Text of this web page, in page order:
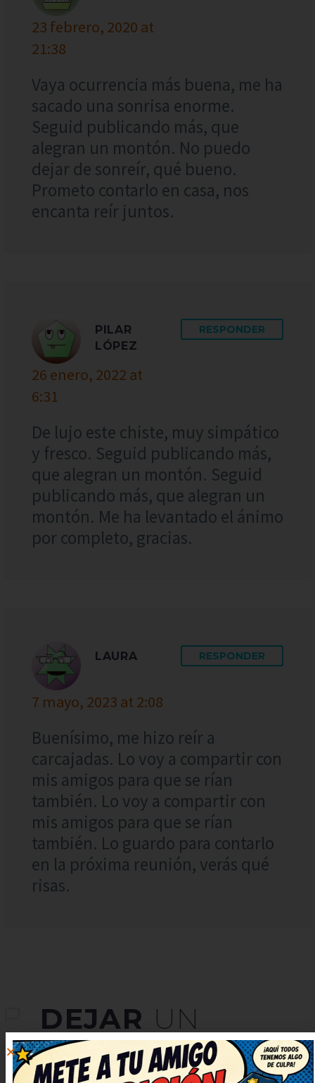
23 febrero, 2020 at
21:38
Vaya ocurrencia más buena, me ha
sacado una sonrisa enorme.
Seguid publicando más, que
alegran un montón. No puedo
dejar de sonreír, qué bueno.
Prometo contarlo en casa, nos
encanta reír juntos.
PILAR
LÓPEZ
26 enero, 2022 at
6:31
RESPONDER
De lujo este chiste, muy simpático
y fresco. Seguid publicando más,
que alegran un montón. Seguid
publicando más, que alegran un
montón. Me ha levantado el ánimo
por completo, gracias.
LAURA
7 mayo, 2023 at 2:08
RESPONDER
Buenísimo, me hizo reír a
carcajadas. Lo voy a compartir con
mis amigos para que se rían
también. Lo voy a compartir con
mis amigos para que se rían
también. Lo guardo para contarlo
en la próxima reunión, verás qué
risas.
DEJAR UN
COMENTARIO